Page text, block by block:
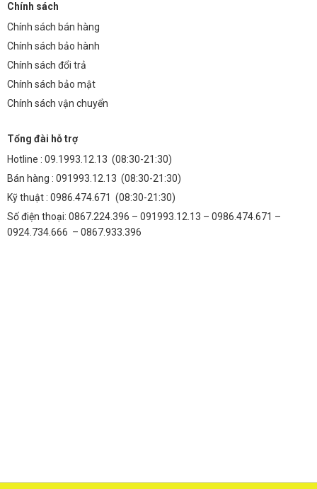
Chính sách
Chính sách bán hàng
Chính sách bảo hành
Chính sách đổi trả
Chính sách bảo mật
Chính sách vận chuyển
Tổng đài hỗ trợ
Hotline : 09.1993.12.13 (08:30-21:30)
Bán hàng : 091993.12.13 (08:30-21:30)
Kỹ thuật : 0986.474.671 (08:30-21:30)
Số điện thoại: 0867.224.396 – 091993.12.13 – 0986.474.671 –
0924.734.666 – 0867.933.396